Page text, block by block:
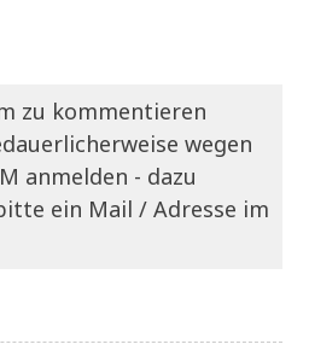
zu kommentieren
wegen
anmelden - dazu
ein Mail / Adresse im